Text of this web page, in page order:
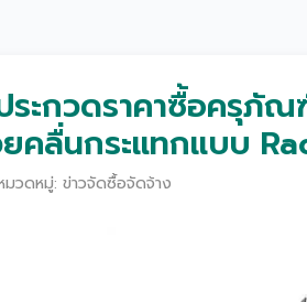
ระกวดราคาซื้อครุภั
คลื่นกระแทกแบบ
วดหมู่: ข่าวจัดซื้อจัดจ้าง